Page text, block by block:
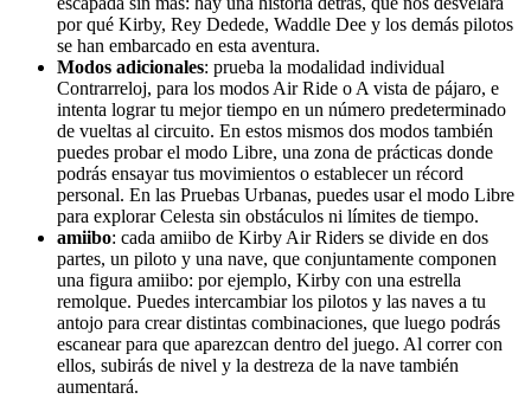
por qué Kirby, Rey Dedede, Waddle Dee y los demás pilotos
se han embarcado en esta aventura.
Modos adicionales: prueba la modalidad individual
Contrarreloj, para los modos Air Ride o A vista de pájaro, e
intenta lograr tu mejor tiempo en un número predeterminado
de vueltas al circuito. En estos mismos dos modos también
puedes probar el modo Libre, una zona de prácticas donde
podrás ensayar tus movimientos o establecer un récord
personal. En las Pruebas Urbanas, puedes usar el modo Libre
para explorar Celesta sin obstáculos ni límites de tiempo.
amiibo: cada amiibo de Kirby Air Riders se divide en dos
partes, un piloto y una nave, que conjuntamente componen
una figura amiibo: por ejemplo, Kirby con una estrella
remolque. Puedes intercambiar los pilotos y las naves a tu
antojo para crear distintas combinaciones, que luego podrás
escanear para que aparezcan dentro del juego. Al correr con
ellos, subirás de nivel y la destreza de la nave también
aumentará.